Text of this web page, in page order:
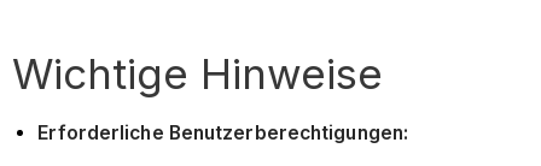
Wichtige Hinweise
Erforderliche Benutzerberechtigungen: